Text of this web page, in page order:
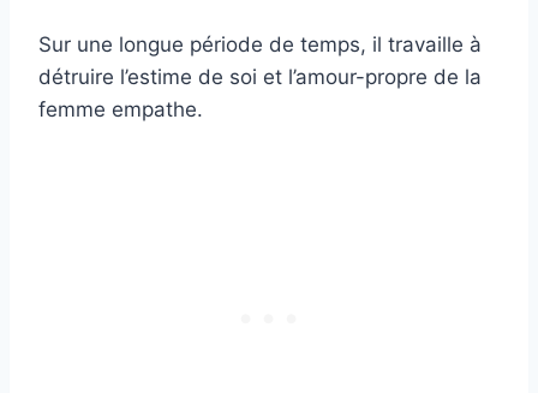
Sur une longue période de temps, il travaille à
détruire l’estime de soi et l’amour-propre de la
femme empathe.